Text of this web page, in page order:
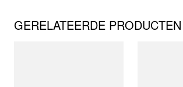
GERELATEERDE PRODUCTEN